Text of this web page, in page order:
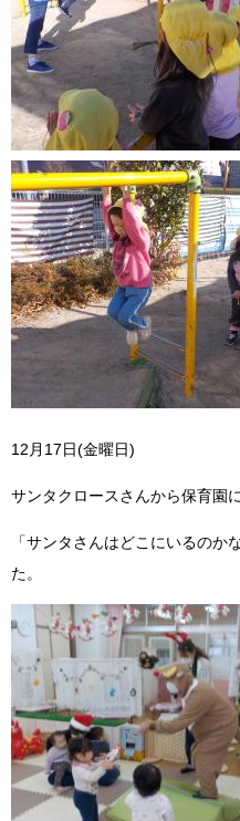
12月17日(金曜日)
サンタクロースさんから保育園
「サンタさんはどこにいるのか
た。